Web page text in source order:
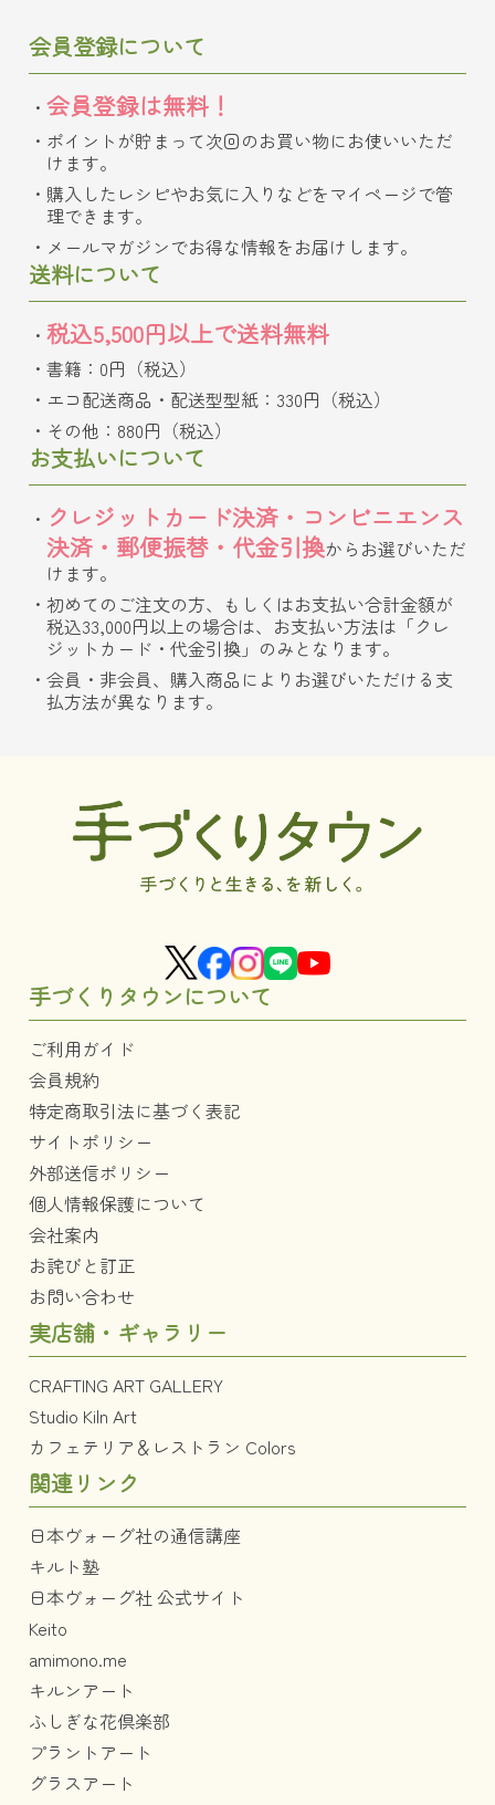
会員登録について
会員登録は無料！
ポイントが貯まって次回のお買い物にお使いいただ
けます。
購入したレシピやお気に入りなどをマイページで管
理できます。
メールマガジンでお得な情報をお届けします。
送料について
税込5,500円以上で送料無料
書籍：0円（税込）
エコ配送商品・配送型型紙：330円（税込）
その他：880円（税込）
お支払いについて
クレジットカード決済・コンビニエンス
決済・郵便振替・代金引換からお選びいただ
けます。
初めてのご注文の方、もしくはお支払い合計金額が
税込33,000円以上の場合は、お支払い方法は「クレ
ジットカード・代金引換」のみとなります。
会員・非会員、購入商品によりお選びいただける支
払方法が異なります。
手づくりタウンについて
ご利用ガイド
会員規約
特定商取引法に基づく表記
サイトポリシー
外部送信ポリシー
個人情報保護について
会社案内
お詫びと訂正
お問い合わせ
実店舗・ギャラリー
CRAFTING ART GALLERY
Studio Kiln Art
カフェテリア＆レストラン Colors
関連リンク
日本ヴォーグ社の通信講座
キルト塾
日本ヴォーグ社 公式サイト
Keito
amimono.me
キルンアート
ふしぎな花倶楽部
プラントアート
グラスアート